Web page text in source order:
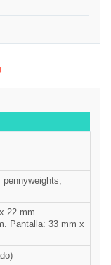
22 mm.
Pantalla: 33 mm x